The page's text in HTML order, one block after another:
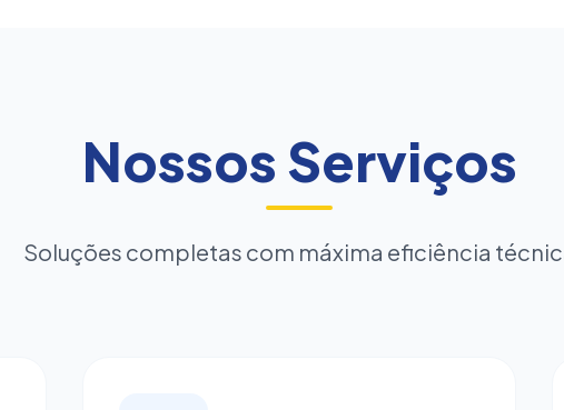
Nossos Serviços
Soluções completas com máxima eficiência